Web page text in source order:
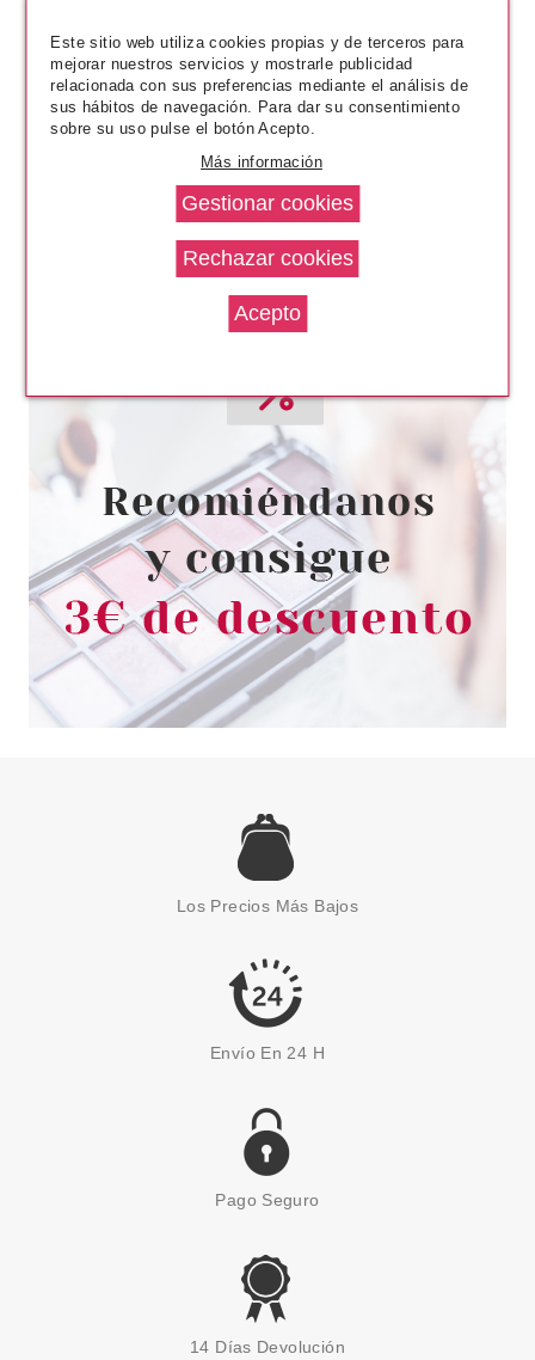
SISLEY SISLEŸA LE TEINT BASE
MAQUILLAJE 0 B PORCELAINE
30 ML
Pvr 142.50€
-48%
desde
74.70€
SISLEY
SISLEY PHYTO-TEINT
PERFECTION BASE DE
MAQUILLAJE 2W2 DESERT 30
57.15€
SISLEY
SISLEY PHYTO TEINT ULTRA
ECLAT BASE DE MAQUILLAJE
Los Precios Más Bajos
Envío En 24 H
Pago Seguro
14 Días Devolución
Este sitio web utiliza cookies propias y de terceros para
mejorar nuestros servicios y mostrarle publicidad
relacionada con sus preferencias mediante el análisis de
sus hábitos de navegación. Para dar su consentimiento
sobre su uso pulse el botón Acepto.
Más información